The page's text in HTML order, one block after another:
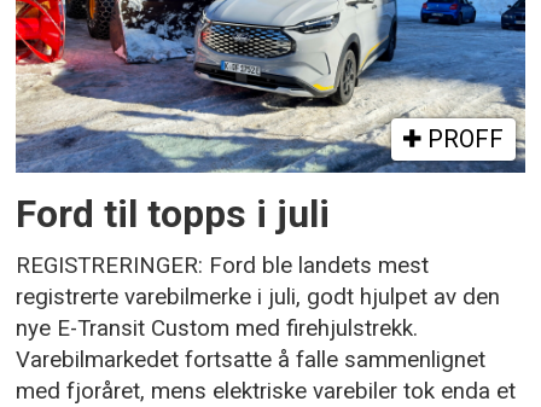
PROFF
Ford til topps i juli
REGISTRERINGER: Ford ble landets mest
registrerte varebilmerke i juli, godt hjulpet av den
nye E-Transit Custom med firehjulstrekk.
Varebilmarkedet fortsatte å falle sammenlignet
med fjoråret, mens elektriske varebiler tok enda et